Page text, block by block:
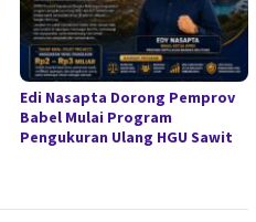
Edi Nasapta Dorong Pemprov
Babel Mulai Program
Pengukuran Ulang HGU Sawit